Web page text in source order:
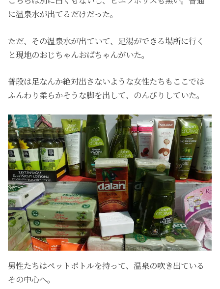
に温泉水が出てるだけだった。
ただ、その温泉水が出ていて、足湯ができる場所に行く
と現地のおじちゃんおばちゃんがいた。
普段は足なんか絶対出さないような女性たちもここでは
ふんわり柔らかそうな脚を出して、のんびりしていた。
男性たちはペットボトルを持って、温泉の吹き出ている
その中心へ。